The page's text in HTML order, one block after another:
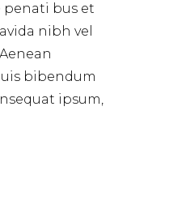
penati bus et
nibh vel
bibendum
ipsum,